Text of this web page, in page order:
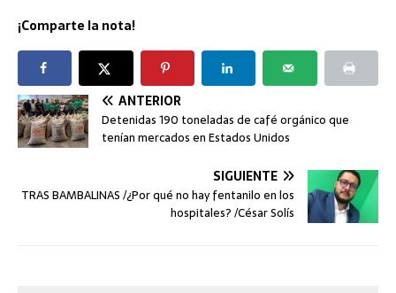
¡Comparte la nota!
ANTERIOR
Detenidas 190 toneladas de café orgánico que
tenían mercados en Estados Unidos
SIGUIENTE
TRAS BAMBALINAS /¿Por qué no hay fentanilo en los
hospitales? /César Solís